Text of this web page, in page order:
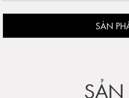
SẢN